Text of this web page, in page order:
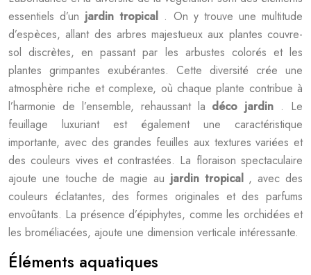
essentiels d’un jardin tropical . On y trouve une multitude
d’espèces, allant des arbres majestueux aux plantes couvre-
sol discrètes, en passant par les arbustes colorés et les
plantes grimpantes exubérantes. Cette diversité crée une
atmosphère riche et complexe, où chaque plante contribue à
l’harmonie de l’ensemble, rehaussant la déco jardin . Le
feuillage luxuriant est également une caractéristique
importante, avec des grandes feuilles aux textures variées et
des couleurs vives et contrastées. La floraison spectaculaire
ajoute une touche de magie au jardin tropical , avec des
couleurs éclatantes, des formes originales et des parfums
envoûtants. La présence d’épiphytes, comme les orchidées et
les broméliacées, ajoute une dimension verticale intéressante.
Éléments aquatiques